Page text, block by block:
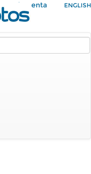
Mi Cuenta ENGLISH